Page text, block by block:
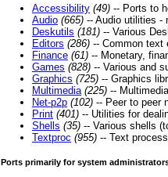
Accessibility (49) -- Ports to
Audio (665) -- Audio utilities -
Deskutils (181) -- Various
Editors (286) -- Common text
Finance (61) -- Monetary,
Games (828) -- Various and
Graphics (725) -- Graphics
Multimedia (225) --
Net-p2p (102) -- Peer to peer
Print (401) -- Utilities for
Shells (35) -- Various shells
Textproc (955) -- Text
Ports primarily for system